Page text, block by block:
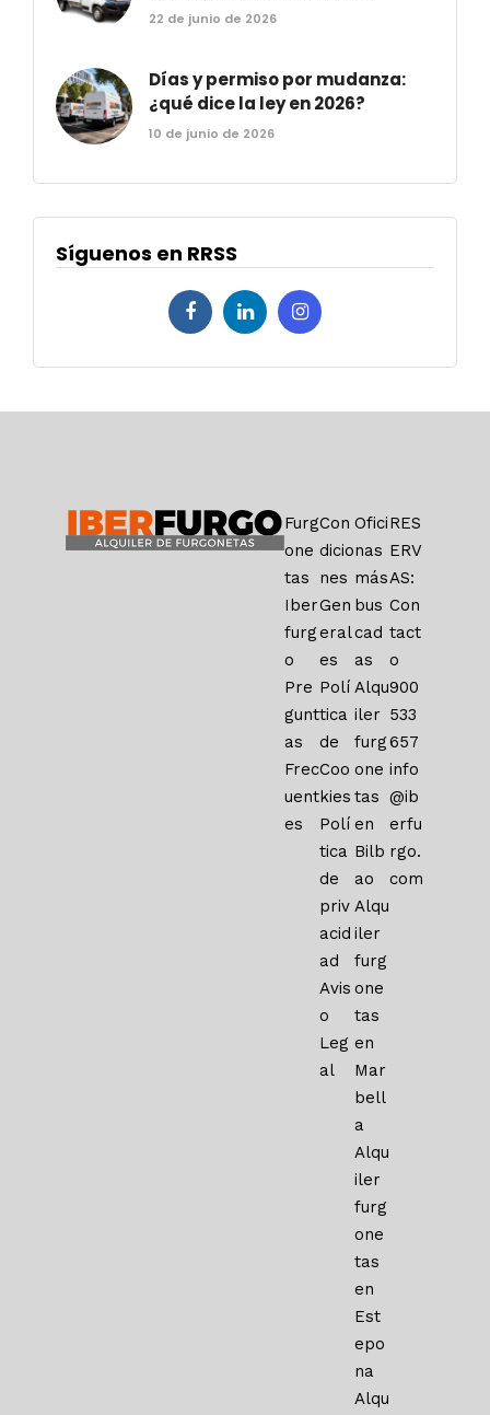
22 de junio de 2026
Días y permiso por mudanza:
¿qué dice la ley en 2026?
10 de junio de 2026
Síguenos en RRSS
Furg
one
tas
Iber
furg
o
Pre
gunt
as
Frec
uent
es
Con
dicio
nes
Gen
eral
es
Polí
tica
de
Coo
kies
Polí
tica
de
priv
acid
ad
Avis
o
Leg
al
Ofici
nas
más
bus
cad
as
Alqu
iler
furg
one
tas
en
Bilb
ao
Alqu
iler
furg
one
tas
en
Mar
bell
a
Alqu
iler
furg
one
tas
en
Est
epo
na
Alqu
RES
ERV
AS:
Con
tact
o
900
533
657
info
@ib
erfu
rgo.
com